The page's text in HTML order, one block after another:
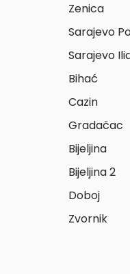
Zenica
Sarajevo
Sarajevo
Bihać
Cazin
Gradačac
Bijeljina
Bijeljina 2
Doboj
Zvornik